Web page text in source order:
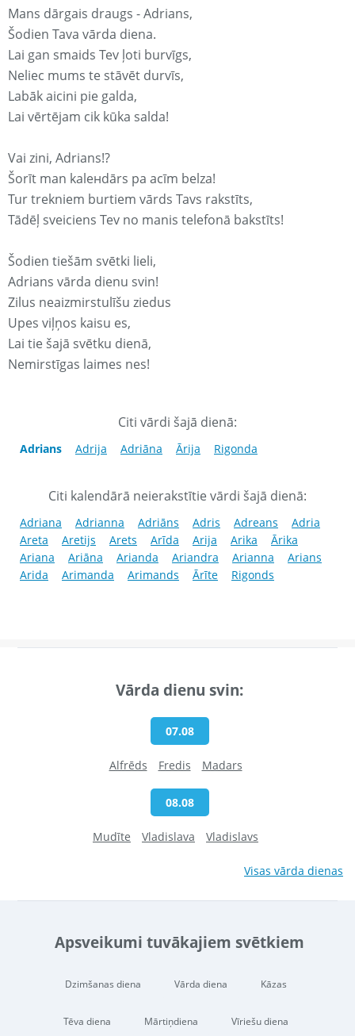
Mans dārgais draugs - Adrians,
Šodien Tava vārda diena.
Lai gan smaids Tev ļoti burvīgs,
Neliec mums te stāvēt durvīs,
Labāk aicini pie galda,
Lai vērtējam cik kūka salda!
Vai zini, Adrians!?
Šorīt man kaleнdārs pa acīm belza!
Tur trekniem burtiem vārds Tavs rakstīts,
Tādēļ sveiciens Tev no manis telefonā bakstīts!
Šodien tiešām svētki lieli,
Adrians vārda dienu svin!
Zilus neaizmirstulīšu ziedus
Upes viļņos kaisu es,
Lai tie šajā svētku dienā,
Nemirstīgas laimes nes!
Citi vārdi šajā dienā:
Adrians Adrija Adriāna Ārija Rigonda
Citi kalendārā neierakstītie vārdi šajā dienā:
Adriana Adrianna Adriāns Adris Adreans
Adria
Areta
Aretijs Arets Arīda Arija Arika
Ārika
Ariana
Ariāna Arianda Ariandra Arianna
Arians
Arida
Arimanda Arimands Ārīte Rigonds
Vārda dienu svin:
07.08
Alfrēds Fredis Madars
08.08
Mudīte Vladislava Vladislavs
Visas vārda dienas
Apsveikumi tuvākajiem svētkiem
Dzimšanas diena Vārda diena Kāzas
Tēva diena Mārtiņdiena Vīriešu diena